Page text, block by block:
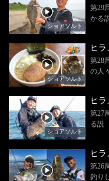
ショアソルト
第29
かる
ショアソルト
ヒラ
第28
の人
ショアソルト
ヒラ
第27
る説
ヒラ
第26
釣り